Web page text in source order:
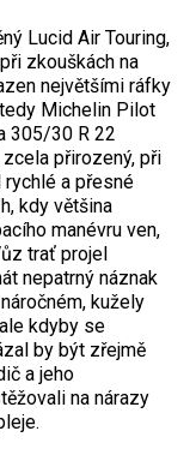
Lucid Air Touring,
zkouškách na
největšími ráfky
Michelin Pilot
305/30 R 22
přirozený, při
a přesné
kdy většina
manévru ven,
trať projel
nepatrný náznak
kužely
kdyby se
by být zřejmě
a jeho
na nárazy